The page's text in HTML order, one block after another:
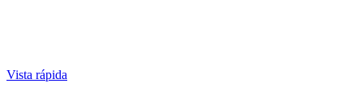
Vista rápida